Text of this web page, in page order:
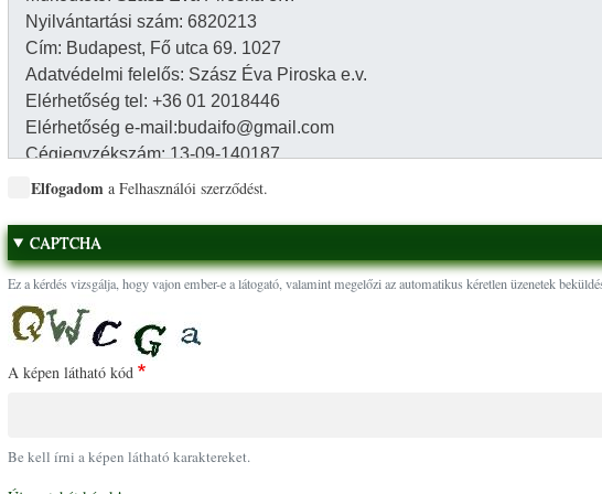
Elfogadom a Felhasználói szerződést.
CAPTCHA
Ez a kérdés vizsgálja, hogy vajon ember-e a látogató, valamint megelőzi az automatikus kéretlen üzenetek
A képen látható kód
Be kell írni a képen látható karaktereket.